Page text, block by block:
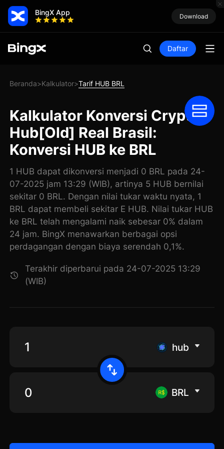
BingX App Download
Daftar
Beranda>Kalkulator>Tarif HUB BRL
Kalkulator Konversi Crypto
Hub[Old] Real Brasil:
Konversi HUB ke BRL
1 HUB dapat dikonversi menjadi 0 BRL pada 24-
07-2025 jam 13:29 (WIB), artinya 5 HUB bernilai
sekitar 0 BRL. Dengan nilai tukar waktu nyata, 1
BRL dapat membeli sekitar E HUB. Nilai tukar HUB
ke BRL telah mengalami naik sebesar 0% dalam
24 jam. BingX menawarkan berbagai opsi
perdagangan dengan biaya serendah 0,1%.
Terakhir diperbarui pada 24-07-2025 13:29
(WIB)
hub
BRL